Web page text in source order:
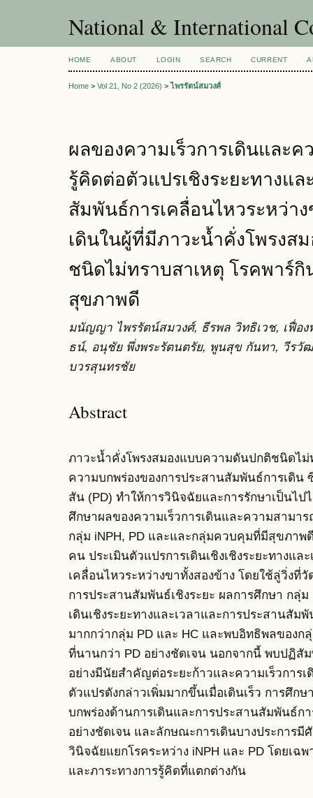
National & International
HOME ABOUT LOGIN SEARCH CURRENT
Home > Vol 21, No 2 (2026) >ไพรรัตน์สมวงศ์
ผลของความเร็วการเดินและ
รู้คิดต่อตัวแปรเชิงระยะทางแล
สัมพันธ์การเคลื่อนไหวระหว่า
เดินในผู้ที่มีภาวะน้ำคั่งโพรงส
ชนิดไม่ทราบสาเหตุ โรคพาร์
สุขภาพดี
มนัญญา ไพรรัตน์สมวงศ์, ธีรพล วิทธิเวช, เฟื่อ
ธน์, อนุชัย พึ่งพระรัตนตรัย, พูนสุข กันทา, วีรวั
บวรสุนทรชัย
Abstract
ภาวะน้ำคั่งโพรงสมองแบบความดันปกติชนิดไม่
ความบกพร่องของการประสานสัมพันธ์การเดิ
สัน (PD) ทำให้การวินิจฉัยและการรักษาเป็นไป
ศึกษาผลของความเร็วการเดินและความสามา
กลุ่ม iNPH, PD และและกลุ่มควบคุมที่มีสุขภาพ
คน ประเมินตัวแปรการเดินเชิงเชิงระยะทางแ
เคลื่อนไหวระหว่างขาทั้งสองข้าง โดยใช้ลู่วิ่งที่
การประสานสัมพันธ์เชิงระยะ ผลการศึกษา กลุ่
เดินเชิงระยะทางและเวลาและการประสานสัม
มากกว่ากลุ่ม PD และ HC และพบอิทธิพลของก
ที่นานกว่า PD อย่างชัดเจน นอกจากนี้ พบปฏิสั
อย่างมีนัยสำคัญต่อระยะก้าวและความเร็วการ
ตัวแปรดังกล่าวเพิ่มมากขึ้นเมื่อเดินเร็ว การศึก
บกพร่องด้านการเดินและการประสานสัมพันธ์ก
อย่างชัดเจน และลักษณะการเดินบางประการ
วินิจฉัยแยกโรคระหว่าง iNPH และ PD โดยเฉ
และภาระทางการรู้คิดที่แตกต่างกัน